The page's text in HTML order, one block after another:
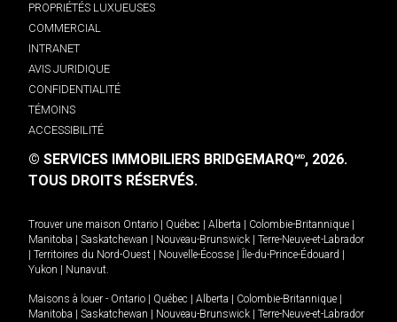
PROPRIÉTÉS LUXUEUSES
COMMERCIAL
INTRANET
AVIS JURIDIQUE
CONFIDENTIALITÉ
TÉMOINS
ACCESSIBILITÉ
© SERVICES IMMOBILIERS BRIDGEMARQMD, 2026.
TOUS DROITS RÉSERVÉS.
Trouver une maison Ontario Québec Alberta Colombie-Britannique
Manitoba
Saskatchewan Nouveau-Brunswick
Terre-Neuve-et-Labrador
Territoires du Nord-Ouest Nouvelle-Écosse Île-du-Prince-Édouard
Yukon
Nunavut.
Maisons à louer - Ontario Québec Alberta Colombie-Britannique
Manitoba
Saskatchewan Nouveau-Brunswick
Terre-Neuve-et-Labrador